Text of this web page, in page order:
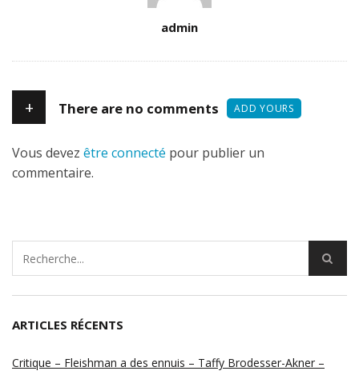
admin
+ There are no comments ADD YOURS
Vous devez être connecté pour publier un
commentaire.
ARTICLES RÉCENTS
Critique – Fleishman a des ennuis – Taffy Brodesser-Akner –